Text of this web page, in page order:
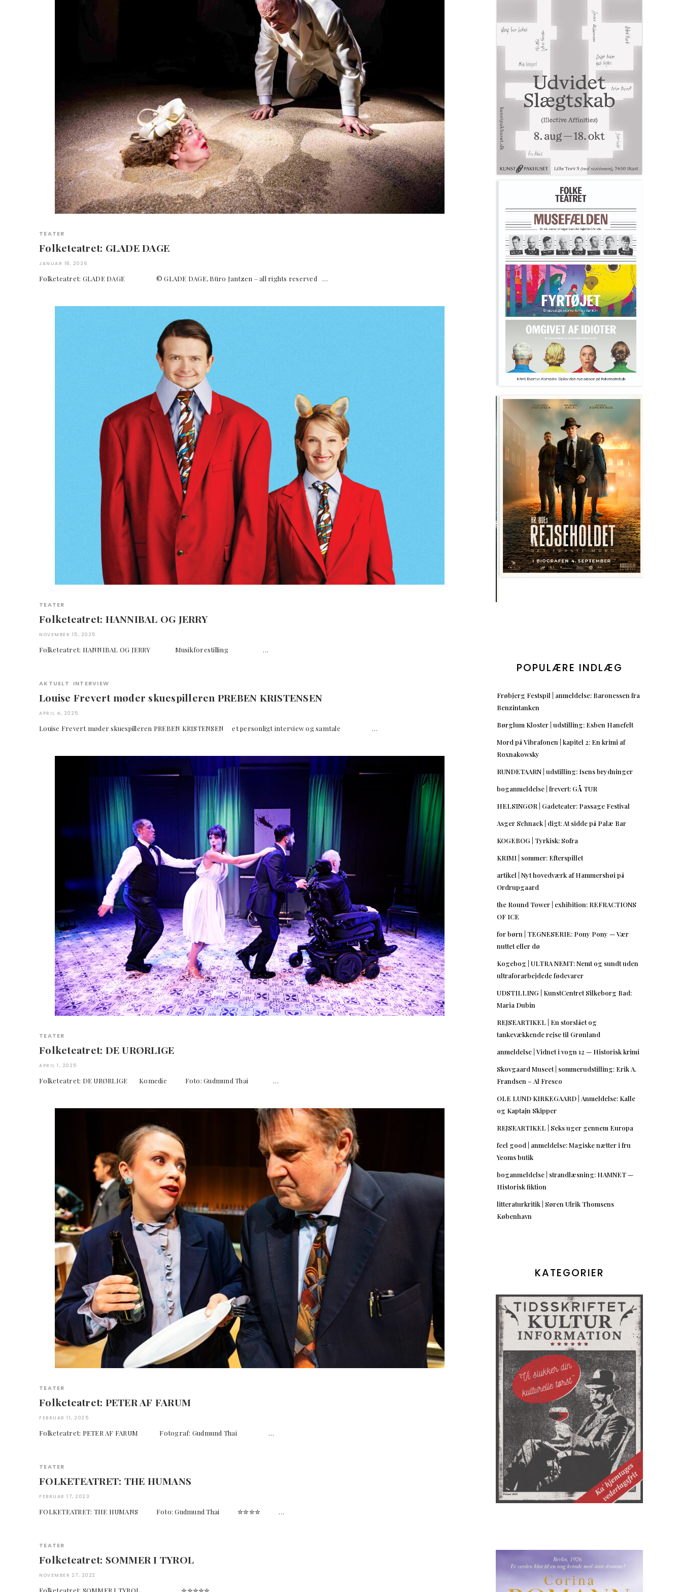
TEATER
Folketeatret: GLADE DAGE
JANUAR 18, 2026
Folketeatret: GLADE DAGE © GLADE DAGE, Büro Jantzen – all rights reserved …
TEATER
Folketeatret: HANNIBAL OG JERRY
NOVEMBER 15, 2025
Folketeatret: HANNIBAL OG JERRY Musikforestilling …
AKTUELT INTERVIEW
Louise Frevert møder skuespilleren PREBEN KRISTENSEN
APRIL 4, 2025
Louise Frevert møder skuespilleren PREBEN KRISTENSEN et personligt interview og samtale …
TEATER
Folketeatret: DE URØRLIGE
APRIL 1, 2025
Folketeatret: DE URØRLIGE Komedie Foto: Gudmund Thai …
TEATER
Folketeatret: PETER AF FARUM
FEBRUAR 11, 2025
Folketeatret: PETER AF FARUM Fotograf: Gudmund Thai …
TEATER
FOLKETEATRET: THE HUMANS
FEBRUAR 17, 2023
FOLKETEATRET: THE HUMANS Foto: Gudmund Thai ✮✮✮✮ …
TEATER
Folketeatret: SOMMER I TYROL
NOVEMBER 27, 2022
Folketeatret: SOMMER I TYROL ✮✮✮✮✮ …
POPULÆRE INDLÆG
Frøbjerg Festspil | anmeldelse: Baronessen fra
Benzintanken
Børglum Kloster | udstilling: Esben Hanefelt
Mord på Vibrafonen | kapitel 2: En krimi af
Roxnakowsky
RUNDETAARN | udstilling: Isens brydninger
boganmeldelse | frevert: GÅ TUR
HELSINGØR | Gadeteater: Passage Festival
Asger Schnack | digt: At sidde på Palæ Bar
KOGEBOG | Tyrkisk: Sofra
KRIMI | sommer: Efterspillet
artikel | Nyt hovedværk af Hammershøi på
Ordrupgaard
the Round Tower | exhibition: REFRACTIONS
OF ICE
for børn | TEGNESERIE: Pony Pony — Vær
nuttet eller dø
Kogebog | ULTRA NEMT: Nemt og sundt uden
ultraforarbejdede fødevarer
UDSTILLING | KunstCentret Silkeborg Bad:
Maria Dubin
REJSEARTIKEL | En storslået og
tankevækkende rejse til Grønland
anmeldelse | Vidnet i vogn 12 — Historisk krimi
Skovgaard Museet | sommerudstilling: Erik A.
Frandsen – Al Fresco
OLE LUND KIRKEGAARD | Anmeldelse: Kalle
og Kaptajn Skipper
REJSEARTIKEL | Seks uger gennem Europa
feel good | anmeldelse: Magiske nætter i fru
Yeoms butik
boganmeldelse | strandlæsning: HAMNET —
Historisk fiktion
litteraturkritik | Søren Ulrik Thomsens
København
KATEGORIER